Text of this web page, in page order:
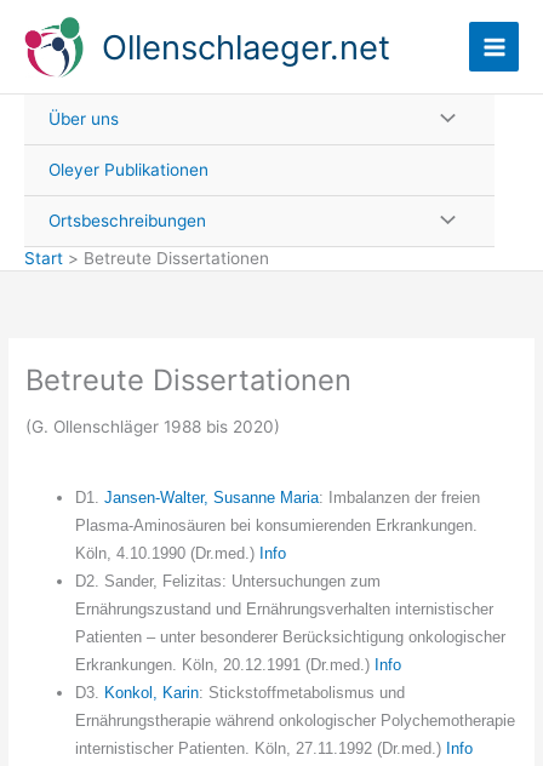
Inhalt
springen
Ollenschlaeger.net
Über uns
Oleyer Publikationen
Ortsbeschreibungen
Start
Betreute Dissertationen
Betreute Dissertationen
(G. Ollenschläger 1988 bis 2020)
D1.Jansen-Walter, Susanne Maria: Imbalanzen der freien
Plasma-Aminosäuren bei konsumierenden Erkrankungen.
Köln, 4.10.1990 (Dr.med.) Info
D2. Sander, Felizitas: Untersuchungen zum
Ernährungszustand und Ernährungsverhalten internistischer
Patienten – unter besonderer Berücksichtigung onkologischer
Erkrankungen. Köln, 20.12.1991 (Dr.med.) Info
D3. Konkol, Karin: Stickstoffmetabolismus und
Ernährungstherapie während onkologischer Polychemotherapie
internistischer Patienten. Köln, 27.11.1992 (Dr.med.) Info